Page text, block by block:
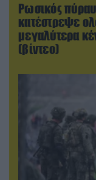
Ρωσικός
κατέστρεψε
μεγαλύτερα
(βίντεο)